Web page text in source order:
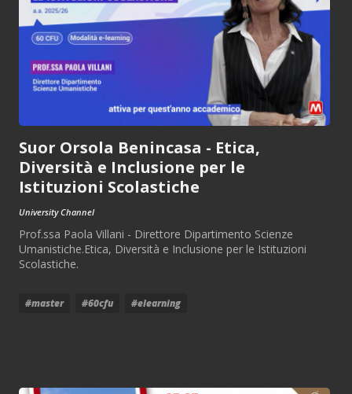
Suor Orsola Benincasa - Etica,
Diversità e Inclusione per le
Istituzioni Scolastiche
University Channel
Prof.ssa Paola Villani - Direttore Dipartimento Scienze
Umanistiche.Etica, Diversità e Inclusione per le Istituzioni
Scolastiche.
#master #60cfu #elearning